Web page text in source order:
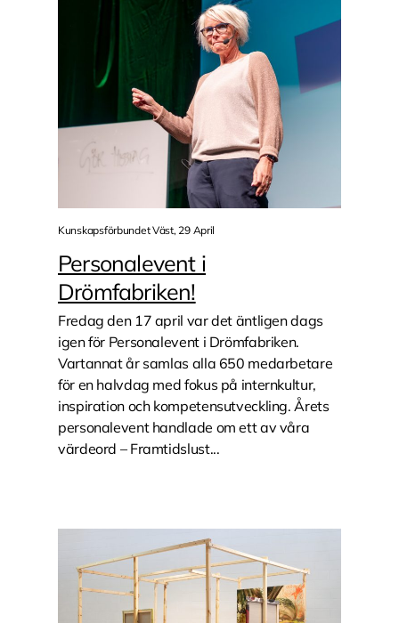
Kunskapsförbundet Väst, 29 April
Personalevent i
Drömfabriken!
Fredag den 17 april var det äntligen dags
igen för Personalevent i Drömfabriken.
Vartannat år samlas alla 650 medarbetare
för en halvdag med fokus på internkultur,
inspiration och kompetensutveckling. Årets
personalevent handlade om ett av våra
värdeord – Framtidslust...